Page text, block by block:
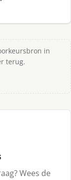
in
terug.
Wees de